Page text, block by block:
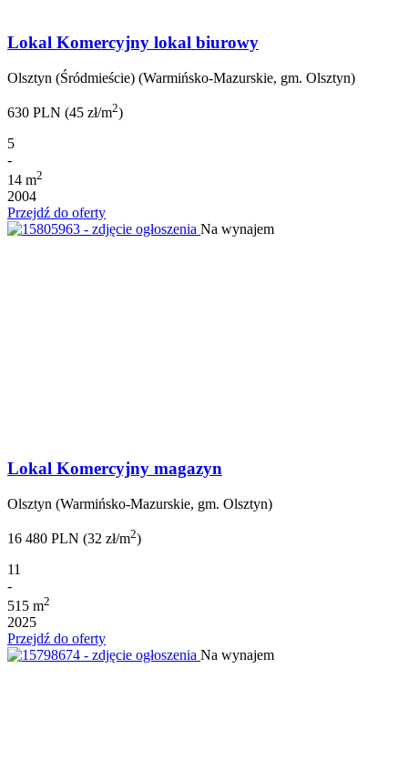
Lokal Komercyjny lokal biurowy
Olsztyn (Śródmieście) (Warmińsko-Mazurskie, gm. Olsztyn)
630 PLN (45 zł/m2)
5
-
14 m2
2004
Przejdź do oferty
Na wynajem
Lokal Komercyjny magazyn
Olsztyn (Warmińsko-Mazurskie, gm. Olsztyn)
16 480 PLN (32 zł/m2)
11
-
515 m2
2025
Przejdź do oferty
Na wynajem